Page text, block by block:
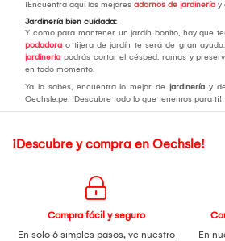
¡Encuentra aquí los mejores adornos de jardinería y
Jardinería bien cuidada:
Y como para mantener un jardín bonito, hay que
podadora o tijera de jardín te será de gran
jardinería podrás cortar el césped, ramas y
en todo momento.
Ya lo sabes, encuentra lo mejor de jardinería y
Oechsle.pe. ¡Descubre todo lo que tenemos para ti!
¡Descubre y compra en Oechsle!
Compra fácil y seguro
En solo 6 simples pasos, ve nuestro
En